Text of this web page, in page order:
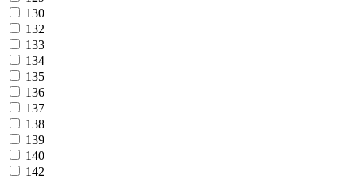
130
132
133
134
135
136
137
138
139
140
142